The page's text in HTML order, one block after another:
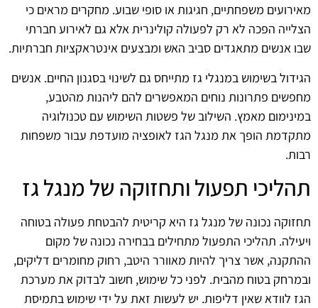
מאירועים משפחתיים, חגיגות או סופי שבוע. מחקרים מראים כי
הצלייה הפכה לא רק לפעולה קולינרית אלא גם לאירוע חברתי
שבו אנשים מתאגדים סביב האש ומבצעים אינטראקציות חברתיות.
הגידול בשימוש במנגלי גז מתייחס גם לשינוי בסגנון החיים. אנשים
מחפשים פתרונות נוחים המאפשרים להם ליהנות מהטבע,
במינימום מאמץ. השילוב של פשטות השימוש עם טכנולוגיה
מתקדמת הופך את מנגל הגז לאופציה מועדפת עבור משפחות
רבות.
תהליכי תפעול ותחזוקה של מנגל גז
תחזוקה נכונה של מנגל גז היא קריטית להבטחת פעולה בטוחה
ויעילה. תהליכי התפעול מתחילים בבחירה נכונה של מקום
ההתקנה, אשר צריך להיות מאוורר היטב, רחוק מחומרים דליקים,
ובמרחק בטוח מהבית. לפני כל שימוש, חשוב לבדוק את מערכת
הגז לוודא שאין דליפות. יש לעשות זאת על ידי שימוש בתמיסת